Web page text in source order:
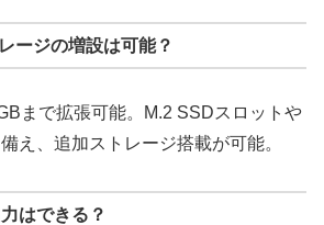
ージの増設は可能？
まで拡張可能。M.2 SSDスロットや
え、追加ストレージ搭載が可能。
はできる？